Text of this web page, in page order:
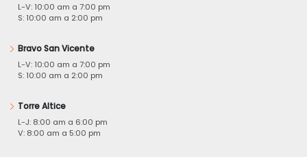
L-V: 10:00 am a 7:00 pm
S: 10:00 am a 2:00 pm
Bravo San Vicente
L-V: 10:00 am a 7:00 pm
S: 10:00 am a 2:00 pm
Torre Altice
L-J: 8:00 am a 6:00 pm
V: 8:00 am a 5:00 pm